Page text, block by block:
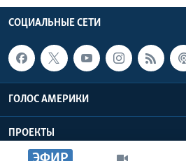
СОЦИАЛЬНЫЕ СЕТИ
ГОЛОС АМЕРИКИ
ПРОЕКТЫ